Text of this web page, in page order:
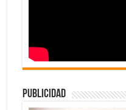
publicidad